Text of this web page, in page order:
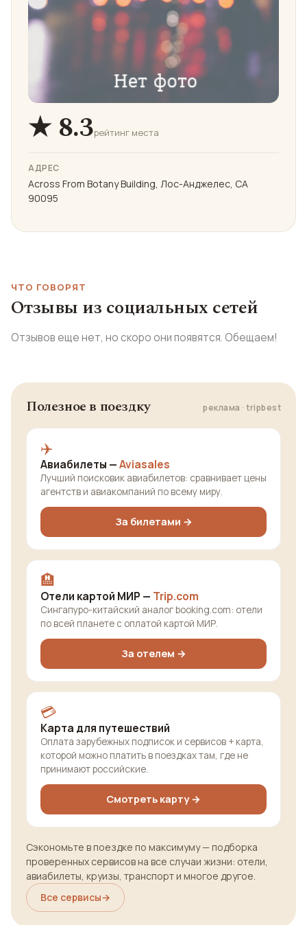
★ 8.3рейтинг места
АДРЕС
Across From Botany Building, Лос-Анджелес, CA
90095
ЧТО ГОВОРЯТ
Отзывы из социальных сетей
Отзывов еще нет, но скоро они появятся. Обещаем!
Полезное в поездку реклама · tripbest
✈️
Авиабилеты —Aviasales
Лучший поисковик авиабилетов: сравнивает цены
агентств и авиакомпаний по всему миру.
За билетами →
🏨
Отели картой МИР — Trip.com
Сингапуро-китайский аналог booking.com: отели
по всей планете с оплатой картой МИР.
За отелем →
💳
Карта для путешествий
Оплата зарубежных подписок и сервисов + карта,
которой можно платить в поездках там, где не
принимают российские.
Смотреть карту →
Сэкономьте в поездке по максимуму — подборка
проверенных сервисов на все случаи жизни: отели,
авиабилеты, круизы, транспорт и многое другое.
Все сервисы→